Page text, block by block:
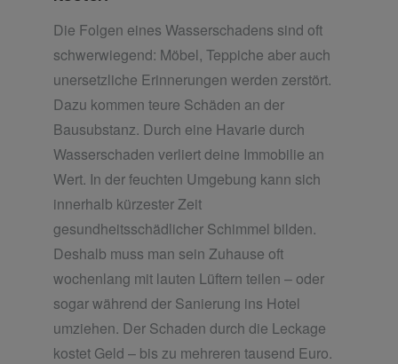
Die Folgen eines Wasserschadens sind oft
schwerwiegend: Möbel, Teppiche aber auch
unersetzliche Erinnerungen werden zerstört.
Dazu kommen teure Schäden an der
Bausubstanz. Durch eine Havarie durch
Wasserschaden verliert deine Immobilie an
Wert. In der feuchten Umgebung kann sich
innerhalb kürzester Zeit
gesundheitsschädlicher Schimmel bilden.
Deshalb muss man sein Zuhause oft
wochenlang mit lauten Lüftern teilen – oder
sogar während der Sanierung ins Hotel
umziehen. Der Schaden durch die Leckage
kostet Geld – bis zu mehreren tausend Euro.